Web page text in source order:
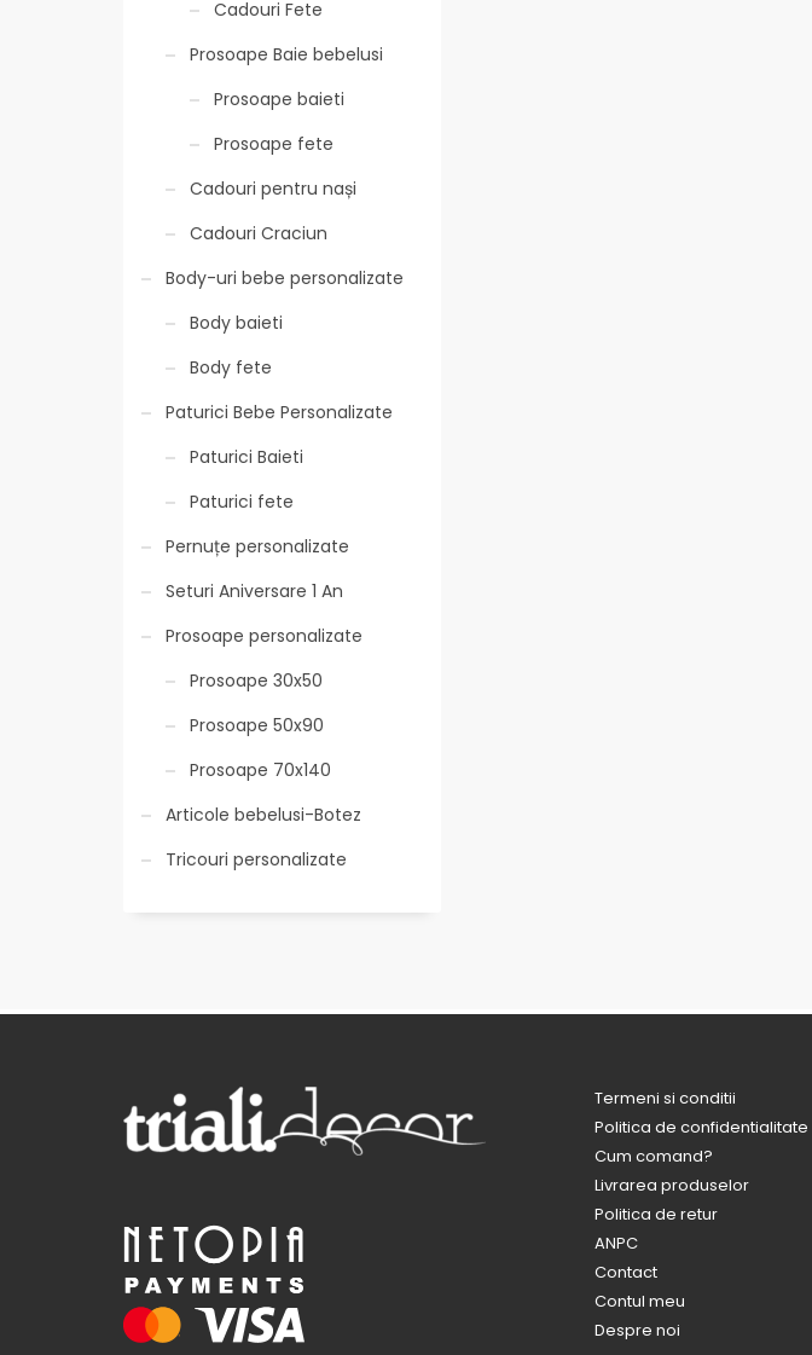
Cadouri Fete
Prosoape Baie bebelusi
Prosoape baieti
Prosoape fete
Cadouri pentru nași
Cadouri Craciun
Body-uri bebe personalizate
Body baieti
Body fete
Paturici Bebe Personalizate
Paturici Baieti
Paturici fete
Pernuțe personalizate
Seturi Aniversare 1 An
Prosoape personalizate
Prosoape 30x50
Prosoape 50x90
Prosoape 70x140
Articole bebelusi-Botez
Tricouri personalizate
Termeni si conditii
Politica de confidentialitate
Cum comand?
Livrarea produselor
Politica de retur
ANPC
Contact
Contul meu
Despre noi